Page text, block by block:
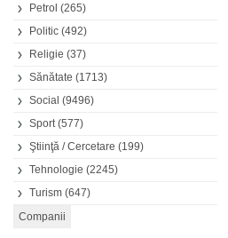
Petrol (265)
Politic (492)
Religie (37)
Sănătate (1713)
Social (9496)
Sport(577)
Ştiinţă / Cercetare (199)
Tehnologie (2245)
Turism (647)